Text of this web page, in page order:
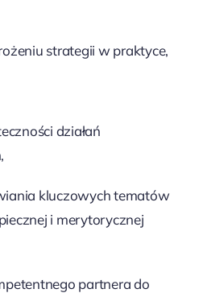
strategii w praktyce,
działań
kluczowych tematów
i merytorycznej
partnera do